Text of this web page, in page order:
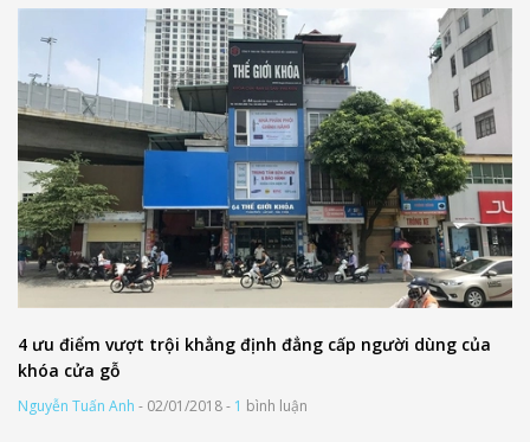
4 ưu điểm vượt trội khẳng định đẳng cấp người dùng của
khóa cửa gỗ
Nguyễn Tuấn Anh - 02/01/2018 - 1 bình luận